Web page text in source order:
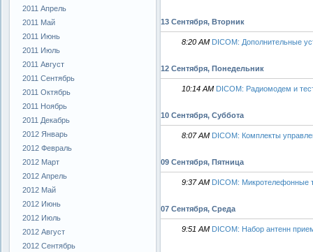
2011 Апрель
2011 Май
2011 Июнь
2011 Июль
2011 Август
2011 Сентябрь
2011 Октябрь
2011 Ноябрь
2011 Декабрь
2012 Январь
2012 Февраль
2012 Март
2012 Апрель
2012 Май
2012 Июнь
2012 Июль
2012 Август
2012 Сентябрь
13 Сентября, Вторник
8:20 AM DICOM: Дополнительные
12 Сентября, Понедельник
10:14 AM DICOM: Радиомодем и
10 Сентября, Суббота
8:07 AM DICOM: Комплекты
09 Сентября, Пятница
9:37 AM DICOM: Микротелефонные
07 Сентября, Среда
9:51 AM DICOM: Набор антенн